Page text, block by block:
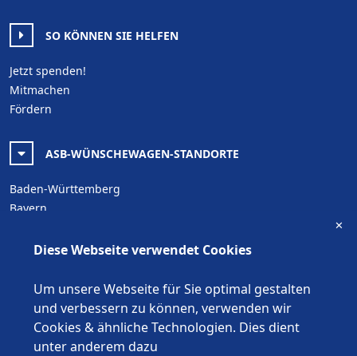
SO KÖNNEN SIE HELFEN
Jetzt spenden!
Mitmachen
Fördern
ASB-WÜNSCHEWAGEN-STANDORTE
Baden-Württemberg
Bayern
Brandenburg
Hamburg
Hessen
Mecklenburg-Vorpommern
Niedersachsen
Diese Webseite verwendet Cookies
Um unsere Webseite für Sie optimal gestalten
und verbessern zu können, verwenden wir
Cookies & ähnliche Technologien. Dies dient
unter anderem dazu
✕